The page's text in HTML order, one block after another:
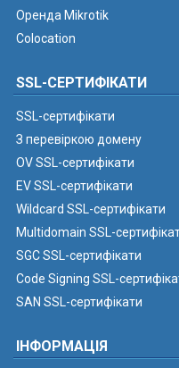
Оренда Mikrotik
Colocation
SSL-СЕРТИФІКАТИ
SSL-сертифікати
З перевіркою домену
OV SSL-сертифікати
EV SSL-сертифікати
Wildcard SSL-сертифікати
Multidomain SSL-
SGC SSL-сертифікати
Code Signing SSL-
SAN SSL-сертифікати
ІНФОРМАЦІЯ